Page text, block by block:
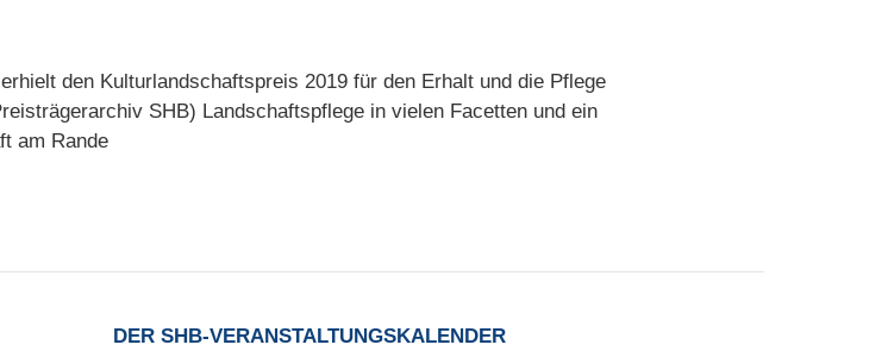
den Kulturlandschaftspreis 2019 für den Erhalt und die Pflege
SHB) Landschaftspflege in vielen Facetten und ein
am Rande
DER SHB-VERANSTALTUNGSKALENDER